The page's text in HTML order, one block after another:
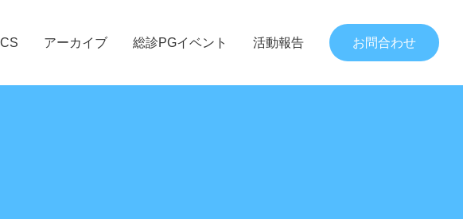
アーカイブ 総診PGイベント 活動報告 お問合わせ